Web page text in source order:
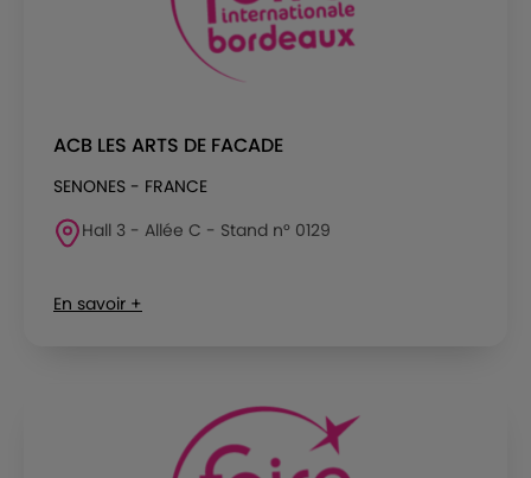
ACB LES ARTS DE FACADE
SENONES - FRANCE
Hall 3 - Allée C - Stand n° 0129
En savoir +